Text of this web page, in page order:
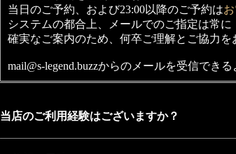
当日のご予約、および23:00以降のご予約は
システムの都合上、メールでのご指定は常に
確実なご案内のため、何卒ご理解とご協力を
mail@s-legend.buzzからのメールを受信でき
当店のご利用経験はございますか？